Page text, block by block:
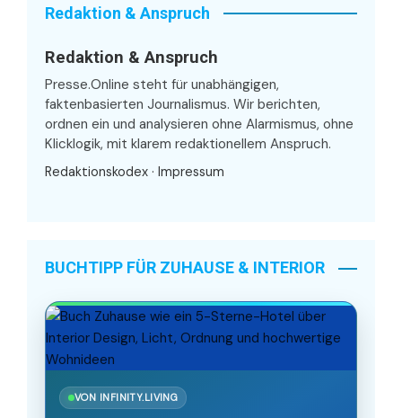
Redaktion & Anspruch
Redaktion & Anspruch
Presse.Online steht für unabhängigen,
faktenbasierten Journalismus. Wir berichten,
ordnen ein und analysieren ohne Alarmismus, ohne
Klicklogik, mit klarem redaktionellem Anspruch.
Redaktionskodex · Impressum
BUCHTIPP FÜR ZUHAUSE & INTERIOR
VON INFINITY.LIVING